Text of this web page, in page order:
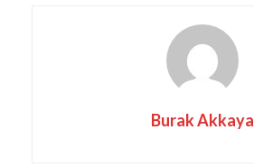
Burak Akkaya